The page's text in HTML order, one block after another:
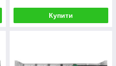
Купити